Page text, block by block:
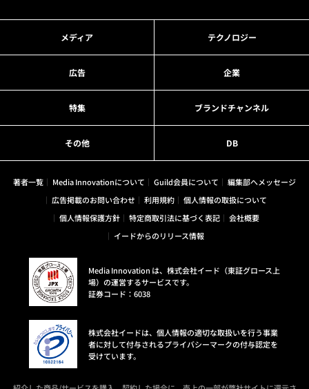
メディア テクノロジー
広告 企業
特集 ブランドチャンネル
その他 DB
著者一覧 Media Innovationについて Guild会員について
編集部へメッセージ
広告掲載のお問い合わせ
利用規約
個人情報の取扱について
個人情報保護方針
特定商取引法に基づく表記
会社概要
イードからのリリース情報
Media Innovation は、株式会社イード（東証グロース上
場）の運営するサービスです。
証券コード：6038
株式会社イードは、個人情報の適切な取扱いを行う事業
者に対して付与されるプライバシーマークの付与認定を
受けています。